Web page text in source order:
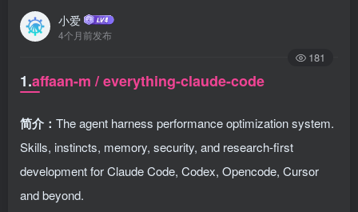
小爱
4个月前发布
181
1.affaan-m / everything-claude-code
简介： The agent harness performance optimization system.
Skills, instincts, memory, security, and research-first
development for Claude Code, Codex, Opencode, Cursor
and beyond.